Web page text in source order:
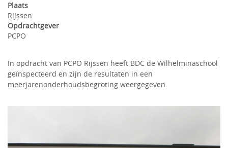
Plaats
Rijssen
Opdrachtgever
PCPO
In opdracht van PCPO Rijssen heeft BDC de Wilhelminaschool
geïnspecteerd en zijn de resultaten in een
meerjarenonderhoudsbegroting weergegeven.